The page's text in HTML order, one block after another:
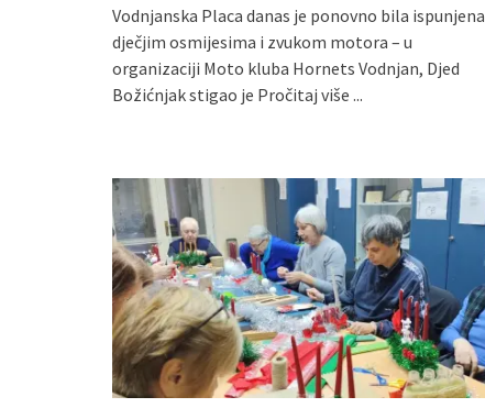
Vodnjanska Placa danas je ponovno bila ispunjena
dječjim osmijesima i zvukom motora – u
organizaciji Moto kluba Hornets Vodnjan, Djed
Božićnjak stigao je Pročitaj više ...